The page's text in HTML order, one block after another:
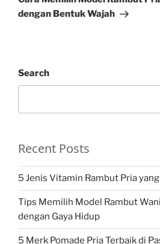
dengan Bentuk Wajah
Search
Recent Posts
5 Jenis Vitamin Rambut Pria
Tips Memilih Model Rambut
dengan Gaya Hidup
5 Merk Pomade Pria Terbaik di